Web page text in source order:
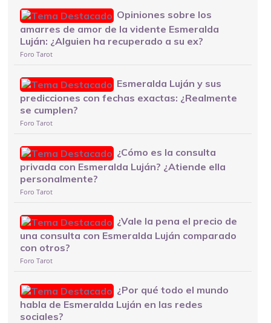
Opiniones sobre los
amarres de amor de la vidente Esmeralda
Luján: ¿Alguien ha recuperado a su ex?
Foro Tarot
Esmeralda Luján y sus
predicciones con fechas exactas: ¿Realmente
se cumplen?
Foro Tarot
¿Cómo es la consulta
privada con Esmeralda Luján? ¿Atiende ella
personalmente?
Foro Tarot
¿Vale la pena el precio de
una consulta con Esmeralda Luján comparado
con otros?
Foro Tarot
¿Por qué todo el mundo
habla de Esmeralda Luján en las redes
sociales?